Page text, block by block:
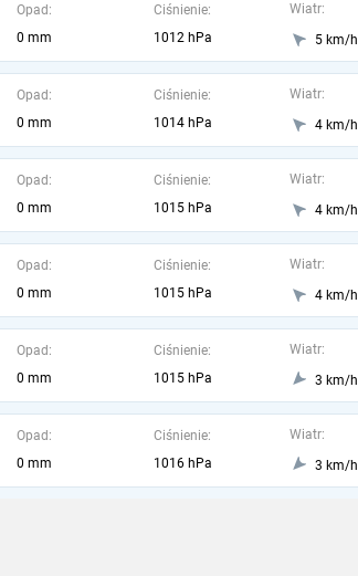
Opad:
0 mm
Ciśnienie:
1012 hPa
Wiatr:
5 km/h
Opad:
0 mm
Ciśnienie:
1014 hPa
Wiatr:
4 km/h
Opad:
0 mm
Ciśnienie:
1015 hPa
Wiatr:
4 km/h
Opad:
0 mm
Ciśnienie:
1015 hPa
Wiatr:
4 km/h
Opad:
0 mm
Ciśnienie:
1015 hPa
Wiatr:
3 km/h
Opad:
0 mm
Ciśnienie:
1016 hPa
Wiatr:
3 km/h